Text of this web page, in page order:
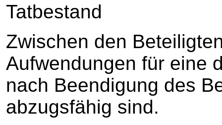
Tatbestand
Zwischen den
Aufwendungen für eine
nach Beendigung des
abzugsfähig sind.